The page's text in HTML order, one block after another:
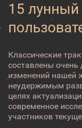
15
Классические
составлены
изменений нашей
неудержимым
целях
современное
участников